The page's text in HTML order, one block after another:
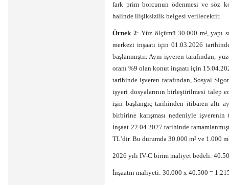
fark prim borcunun ödenmesi ve söz
halinde ilişiksizlik belgesi verilecektir.
Örnek 2: Yüz ölçümü 30.000 m², yapı
merkezi inşaatı için 01.03.2026
başlanmıştır. Aynı işveren tarafından,
oranı %9 olan konut inşaatı için
tarihinde işveren tarafından, Sosyal
işyeri dosyalarının birleştirilmesi talep
işin başlangıç tarihinden itibaren altı
birbirine karışması nedeniyle
İnşaat 22.04.2027 tarihinde
TL’dir. Bu durumda 30.000 m² ve 1.000
2026 yılı IV-C birim maliyet bedeli:
İnşaatın maliyeti: 30.000 x 40.500 =